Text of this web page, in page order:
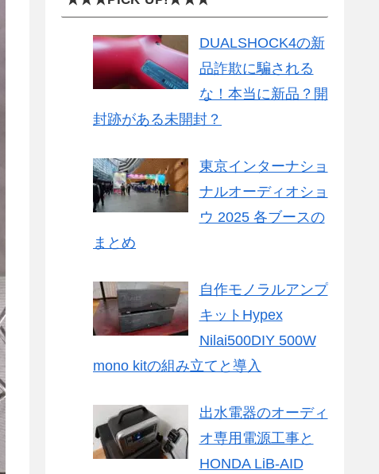
DUALSHOCK4の新
品詐欺に騙される
な！本当に新品？開
封跡がある未開封？
東京インターナショ
ナルオーディオショ
ウ 2025 各ブースの
まとめ
自作モノラルアンプ
キットHypex
Nilai500DIY 500W
mono kitの組み立てと導入
出水電器のオーディ
オ専用電源工事と
HONDA LiB-AID